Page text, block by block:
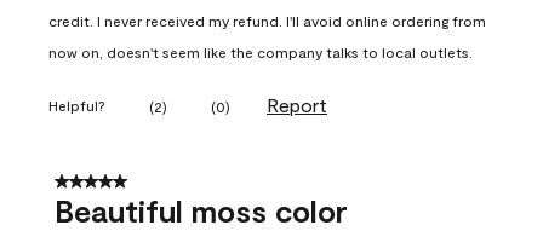
credit. I never received my refund. I'll avoid online ordering from
now on, doesn't seem like the company talks to local outlets.
Helpful? (2) (0) Report
5 out of 5 stars.
Beautiful moss color